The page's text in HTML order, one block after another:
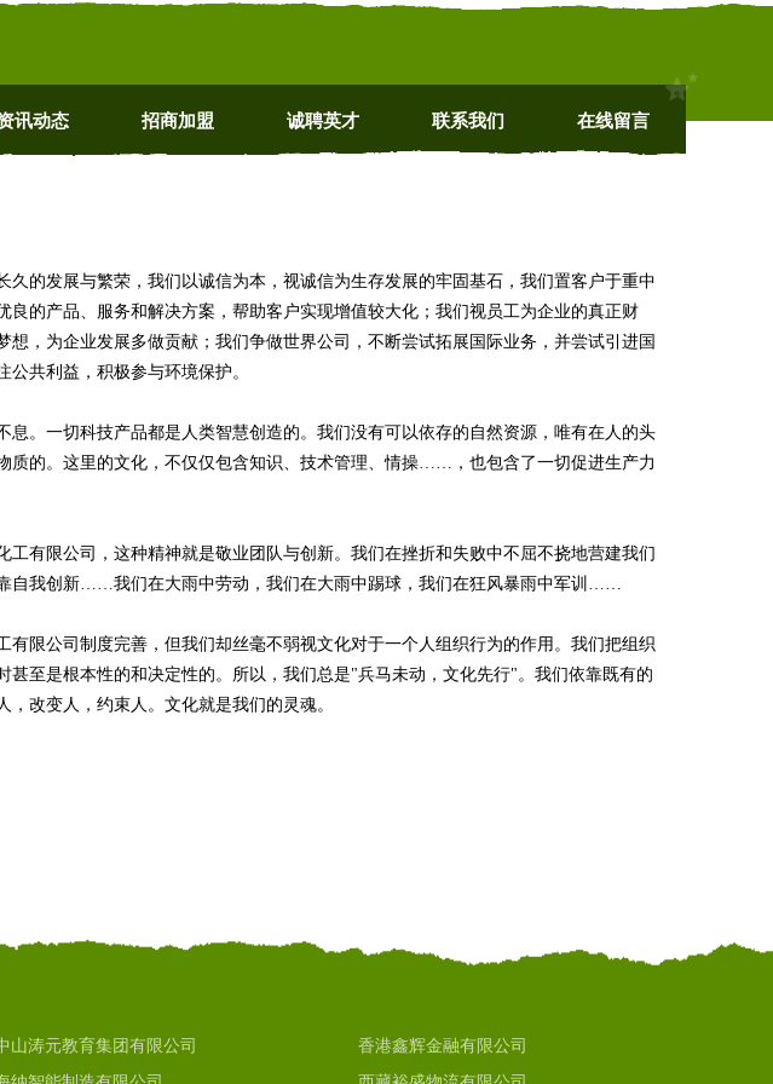
讯动态 招商加盟 诚聘英才 联系我们 在线留言
久的发展与繁荣，我们以诚信为本，视诚信为生存发展的牢固基石，我们置客户于重中
良的产品、服务和解决方案，帮助客户实现增值较大化；我们视员工为企业的真正财
想，为企业发展多做贡献；我们争做世界公司，不断尝试拓展国际业务，并尝试引进国
共利益，积极参与环境保护。
息。一切科技产品都是人类智慧创造的。我们没有可以依存的自然资源，唯有在人的头
质的。这里的文化，不仅仅包含知识、技术管理、情操……，也包含了一切促进生产力
工有限公司，这种精神就是敬业团队与创新。我们在挫折和失败中不屈不挠地营建我们
自我创新……我们在大雨中劳动，我们在大雨中踢球，我们在狂风暴雨中军训……
有限公司制度完善，但我们却丝毫不弱视文化对于一个人组织行为的作用。我们把组织
甚至是根本性的和决定性的。所以，我们总是"兵马未动，文化先行"。我们依靠既有的
改变人，约束人。文化就是我们的灵魂。
山涛元教育集团有限公司
香港鑫辉金融有限公司